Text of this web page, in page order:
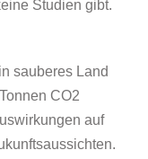
Studien gibt.
sauberes Land
CO2
auf